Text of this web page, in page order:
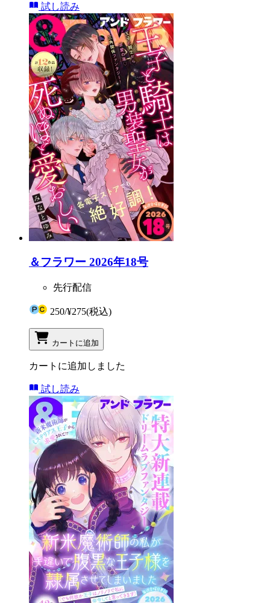
試し読み
＆フラワー 2026年18号
先行配信
250/¥275(税込)
カートに追加
カートに追加しました
試し読み